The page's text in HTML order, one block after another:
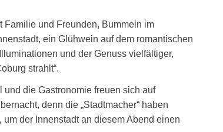
und Freunden, Bummeln im
ein Glühwein auf dem romantischen
und der Genuss vielfältiger,
strahlt“.
die Gastronomie freuen sich auf
denn die „Stadtmacher“ haben
der Innenstadt an diesem Abend einen